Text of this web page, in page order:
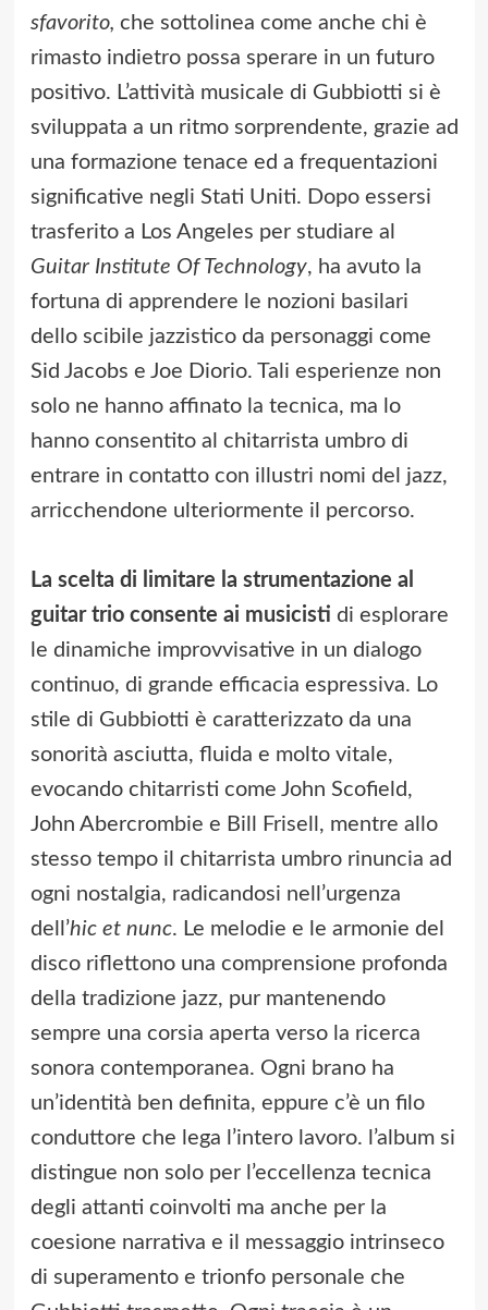
sfavorito, che sottolinea come anche chi è
rimasto indietro possa sperare in un futuro
positivo. L’attività musicale di Gubbiotti si è
sviluppata a un ritmo sorprendente, grazie ad
una formazione tenace ed a frequentazioni
significative negli Stati Uniti. Dopo essersi
trasferito a Los Angeles per studiare al
Guitar Institute Of Technology, ha avuto la
fortuna di apprendere le nozioni basilari
dello scibile jazzistico da personaggi come
Sid Jacobs e Joe Diorio. Tali esperienze non
solo ne hanno affinato la tecnica, ma lo
hanno consentito al chitarrista umbro di
entrare in contatto con illustri nomi del jazz,
arricchendone ulteriormente il percorso.
La scelta di limitare la strumentazione al
guitar trio consente ai musicisti di esplorare
le dinamiche improvvisative in un dialogo
continuo, di grande efficacia espressiva. Lo
stile di Gubbiotti è caratterizzato da una
sonorità asciutta, fluida e molto vitale,
evocando chitarristi come John Scofield,
John Abercrombie e Bill Frisell, mentre allo
stesso tempo il chitarrista umbro rinuncia ad
ogni nostalgia, radicandosi nell’urgenza
dell’hic et nunc. Le melodie e le armonie del
disco riflettono una comprensione profonda
della tradizione jazz, pur mantenendo
sempre una corsia aperta verso la ricerca
sonora contemporanea. Ogni brano ha
un’identità ben definita, eppure c’è un filo
conduttore che lega l’intero lavoro. l’album si
distingue non solo per l’eccellenza tecnica
degli attanti coinvolti ma anche per la
coesione narrativa e il messaggio intrinseco
di superamento e trionfo personale che